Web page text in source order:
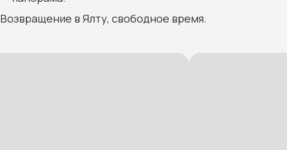
Возвращение в Ялту, свободное время.